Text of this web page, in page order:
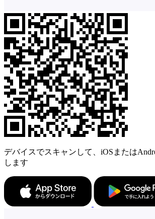
デバイスでスキャンして、iOSまたは
します